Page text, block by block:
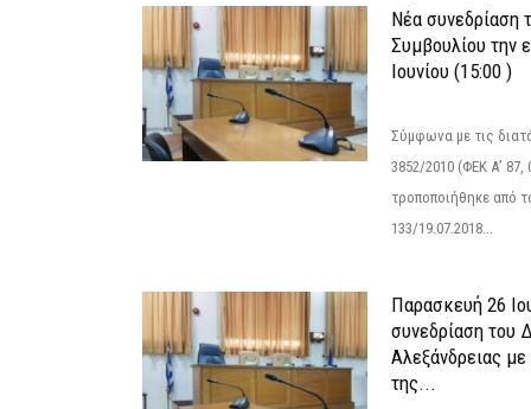
Νέα συνεδρίαση
Συμβουλίου την
Ιουνίου (15:00 )
Σύμφωνα με τις
3852/2010 (ΦΕΚ Α’ 87,
τροποποιήθηκε από
133/19.07.2018...
Παρασκευή 26
συνεδρίαση του
Αλεξάνδρειας
της...